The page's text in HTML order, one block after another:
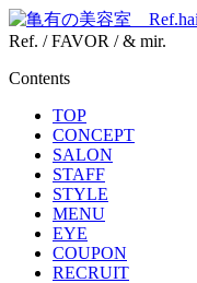
Ref. / FAVOR / & mir.
Contents
TOP
CONCEPT
SALON
STAFF
STYLE
MENU
EYE
COUPON
RECRUIT